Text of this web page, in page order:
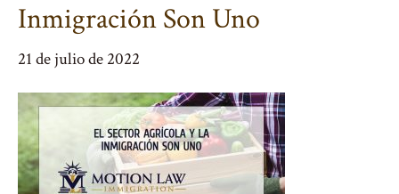
Inmigración Son Uno
21 de julio de 2022